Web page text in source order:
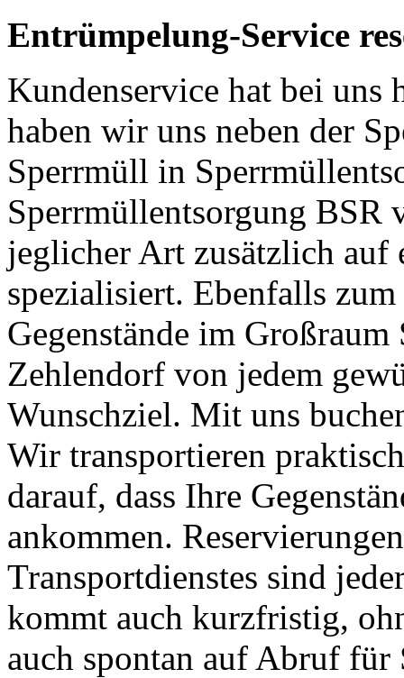
Entrümpelung-Service
Kundenservice hat bei uns
haben wir uns neben der
Sperrmüll in
Sperrmüllentsorgung BSR
jeglicher Art zusätzlich auf
spezialisiert. Ebenfalls
Gegenstände im
Zehlendorf von jedem
Wunschziel. Mit uns
Wir transportieren
darauf, dass Ihre
ankommen.
Transportdienstes sind
kommt auch kurzfristig,
auch spontan auf Abruf für